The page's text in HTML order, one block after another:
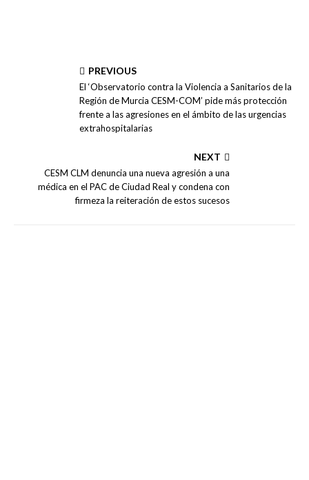
PREVIOUS
El ‘Observatorio contra la Violencia a Sanitarios de la
Región de Murcia CESM-COM’ pide más protección
frente a las agresiones en el ámbito de las urgencias
extrahospitalarias
NEXT
CESM CLM denuncia una nueva agresión a una
médica en el PAC de Ciudad Real y condena con
firmeza la reiteración de estos sucesos